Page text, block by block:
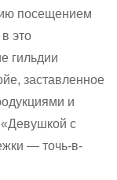
посещением
это
гильдии
заставленное
и
«Девушкой с
— точь-в-